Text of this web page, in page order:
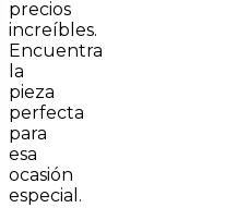
precios
increíbles.
Encuentra
la
pieza
perfecta
para
esa
ocasión
especial.